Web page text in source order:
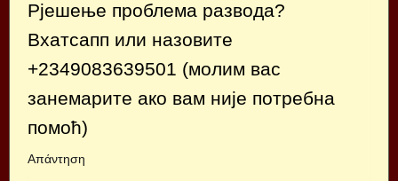
Рјешење проблема развода?
Вхатсапп или назовите
+2349083639501 (молим вас
занемарите ако вам није потребна
помоћ)
Απάντηση